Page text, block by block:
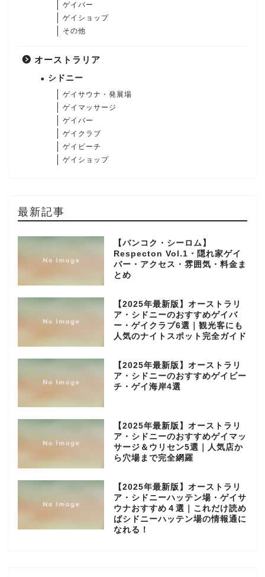
ゲイバー
ゲイショップ
その他
オーストラリア
シドニー
ゲイサウナ・発展場
ゲイマッサージ
ゲイバー
ゲイクラブ
ゲイビーチ
ゲイショップ
最新記事
【バンコク・シーロム】
Respecton Vol.1・隠れ家ゲイ
バー・アクセス・雰囲気・料金ま
とめ
【2025年最新版】オーストラリ
ア・シドニーのおすすめゲイバ
ー・ゲイクラブ6選｜観光客にも
人気のナイトスポット完全ガイド
【2025年最新版】オーストラリ
ア・シドニーのおすすめゲイビー
チ・ゲイ海岸4選
【2025年最新版】オーストラリ
ア・シドニーのおすすめゲイマッ
サージ＆ウリセン5選｜人気店か
ら穴場まで完全網羅
【2025年最新版】オーストラリ
ア・シドニーハッテン場・ゲイサ
ウナおすすめ４選｜これだけ読め
ばシドニーハッテン場の情報通に
なれる！